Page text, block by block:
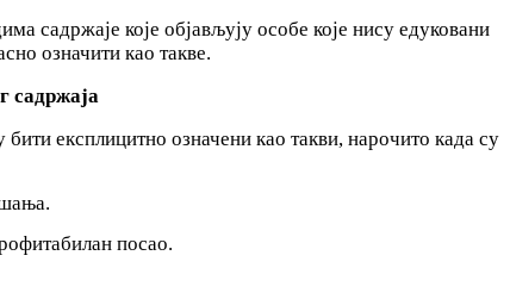
садржаје које објављују особе које нису едуковани
означити као такве.
садржаја
експлицитно означени као такви, нарочито када су
посао.